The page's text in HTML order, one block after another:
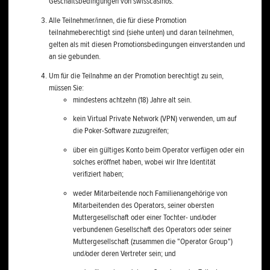
Alle Teilnehmer/innen, die für diese Promotion
teilnahmeberechtigt sind (siehe unten) und daran teilnehmen,
gelten als mit diesen Promotionsbedingungen einverstanden und
an sie gebunden.
Um für die Teilnahme an der Promotion berechtigt zu sein,
müssen Sie:
mindestens achtzehn (18) Jahre alt sein.
kein Virtual Private Network (VPN) verwenden, um auf
die Poker-Software zuzugreifen;
über ein gültiges Konto beim Operator verfügen oder ein
solches eröffnet haben, wobei wir Ihre Identität
verifiziert haben;
weder Mitarbeitende noch Familienangehörige von
Mitarbeitenden des Operators, seiner obersten
Muttergesellschaft oder einer Tochter- und/oder
verbundenen Gesellschaft des Operators oder seiner
Muttergesellschaft (zusammen die "Operator Group")
und/oder deren Vertreter sein; und